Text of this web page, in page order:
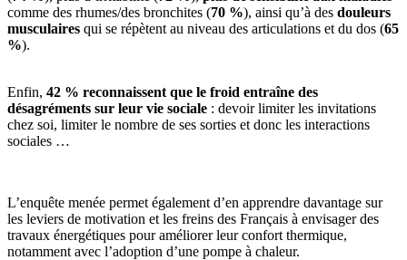
comme des rhumes/des bronchites (70 %), ainsi qu’à des douleurs
musculaires qui se répètent au niveau des articulations et du dos (65
%).
Enfin, 42 % reconnaissent que le froid entraîne des
désagréments sur leur vie sociale : devoir limiter les invitations
chez soi, limiter le nombre de ses sorties et donc les interactions
sociales …
L’enquête menée permet également d’en apprendre davantage sur
les leviers de motivation et les freins des Français à envisager des
travaux énergétiques pour améliorer leur confort thermique,
notamment avec l’adoption d’une pompe à chaleur.